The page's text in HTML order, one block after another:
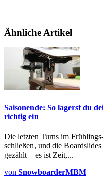
Ähnliche Artikel
Saisonende: So lagerst du
richtig ein
Die letzten Turns im
schließen, und die
gezählt – es ist Zeit,...
von SnowboarderMBM